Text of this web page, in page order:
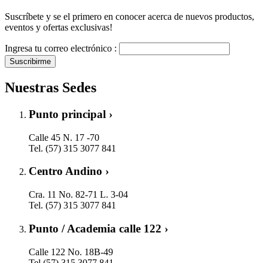
Suscríbete y se el primero en conocer acerca de nuevos productos,
eventos y ofertas exclusivas!
Ingresa tu correo electrónico :
Suscribirme
Nuestras Sedes
Punto principal ›
Calle 45 N. 17 -70
Tel. (57) 315 3077 841
Centro Andino ›
Cra. 11 No. 82-71 L. 3-04
Tel. (57) 315 3077 841
Punto / Academia calle 122 ›
Calle 122 No. 18B-49